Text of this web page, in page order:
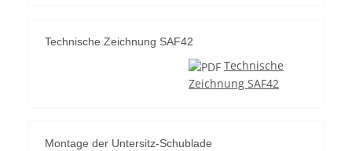
Technische Zeichnung SAF42
Technische
Zeichnung SAF42
Montage der Untersitz-Schublade